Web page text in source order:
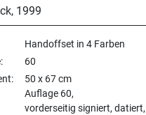
, 1999
Handoffset in 4 Farben
60
50 x 67 cm
Auflage 60,
vorderseitig signiert,